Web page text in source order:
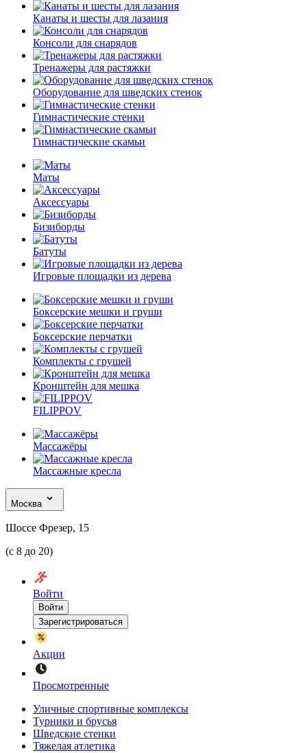
Канаты и шесты для лазания
Консоли для снарядов
Тренажеры для растяжки
Оборудование для шведских стенок
Гимнастические стенки
Гимнастические скамьи
Маты
Аксессуары
Бизиборды
Батуты
Игровые площадки из дерева
Боксерские мешки и груши
Боксерские перчатки
Комплекты с грушей
Кронштейн для мешка
FILIPPOV
Массажёры
Массажные кресла
Москва
Шоссе Фрезер, 15
(с 8 до 20)
Войти
Войти
Зарегистрироваться
Акции
Просмотренные
Уличные спортивные комплексы
Турники и брусья
Шведские стенки
Тяжелая атлетика